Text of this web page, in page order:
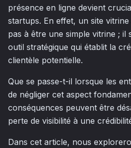
présence en ligne devient
startups. En effet, un site
pas à être une simple vitrine ; il
outil stratégique qui établit la
clientèle potentielle.
Que se passe-t-il lorsque les
de négliger cet aspect
conséquences peuvent être
perte de visibilité à une
Dans cet article, nous